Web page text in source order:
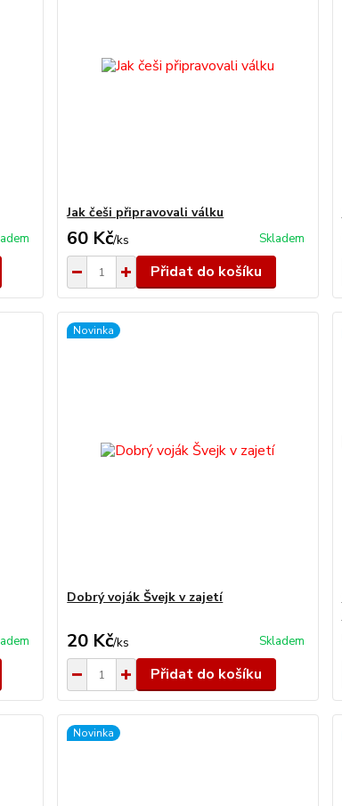
Jak češi připravovali válku
60 Kč/ks Skladem
Přidat do košíku
Novinka
Dobrý voják Švejk v zajetí
20 Kč/ks Skladem
Přidat do košíku
Novinka